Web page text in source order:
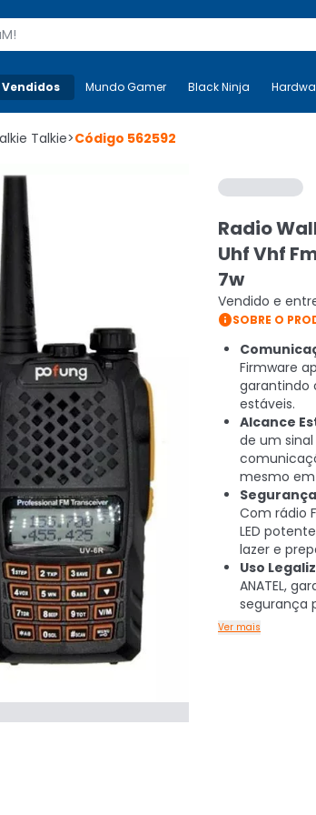
Mais-v- Mundo Gamer Black Ninja
Mundo Gamer Black Ninja
Talkie>Código 562592
Radio
Uhf Vhf
7w
Vendido e
SOBRE O
Firmware
garantindo
estáveis.
Alcance
de um
mesmo em
Com rádio
LED
lazer e
Uso
ANATEL,
segurança
Ver mais